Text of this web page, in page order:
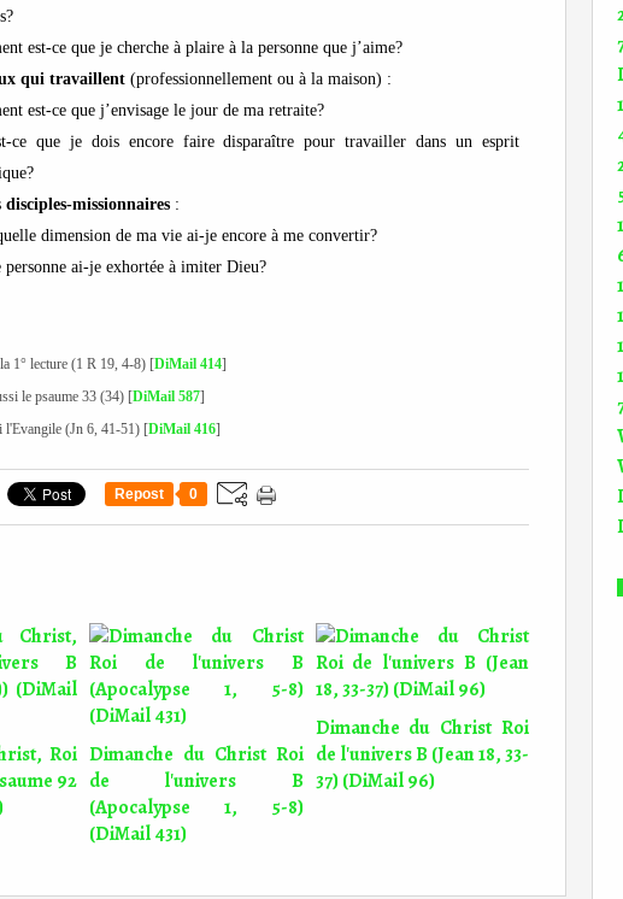
est-ce que je cherche à plaire à la personne que j’aime?
qui travaillent (professionnellement ou à la maison) :
est-ce que j’envisage le jour de ma retraite?
ce que je dois encore faire disparaître pour travailler dans un esprit
disciples-missionnaires :
dimension de ma vie ai-je encore à me convertir?
personne ai-je exhortée à imiter Dieu?
1° lecture (1 R 19, 4-8) [DiMail 414]
le psaume 33 (34) [DiMail 587]
l'Evangile (Jn 6, 41-51) [DiMail 416]
Repost 0
Roi
92
Dimanche du Christ Roi
de l'univers B
(Apocalypse 1, 5-8)
(DiMail 431)
Dimanche du Christ Roi
de l'univers B (Jean 18, 33-
37) (DiMail 96)